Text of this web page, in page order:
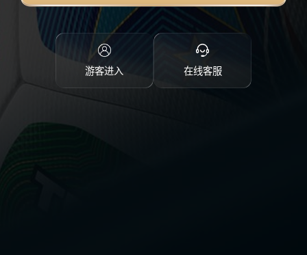
游客进入 在线客服